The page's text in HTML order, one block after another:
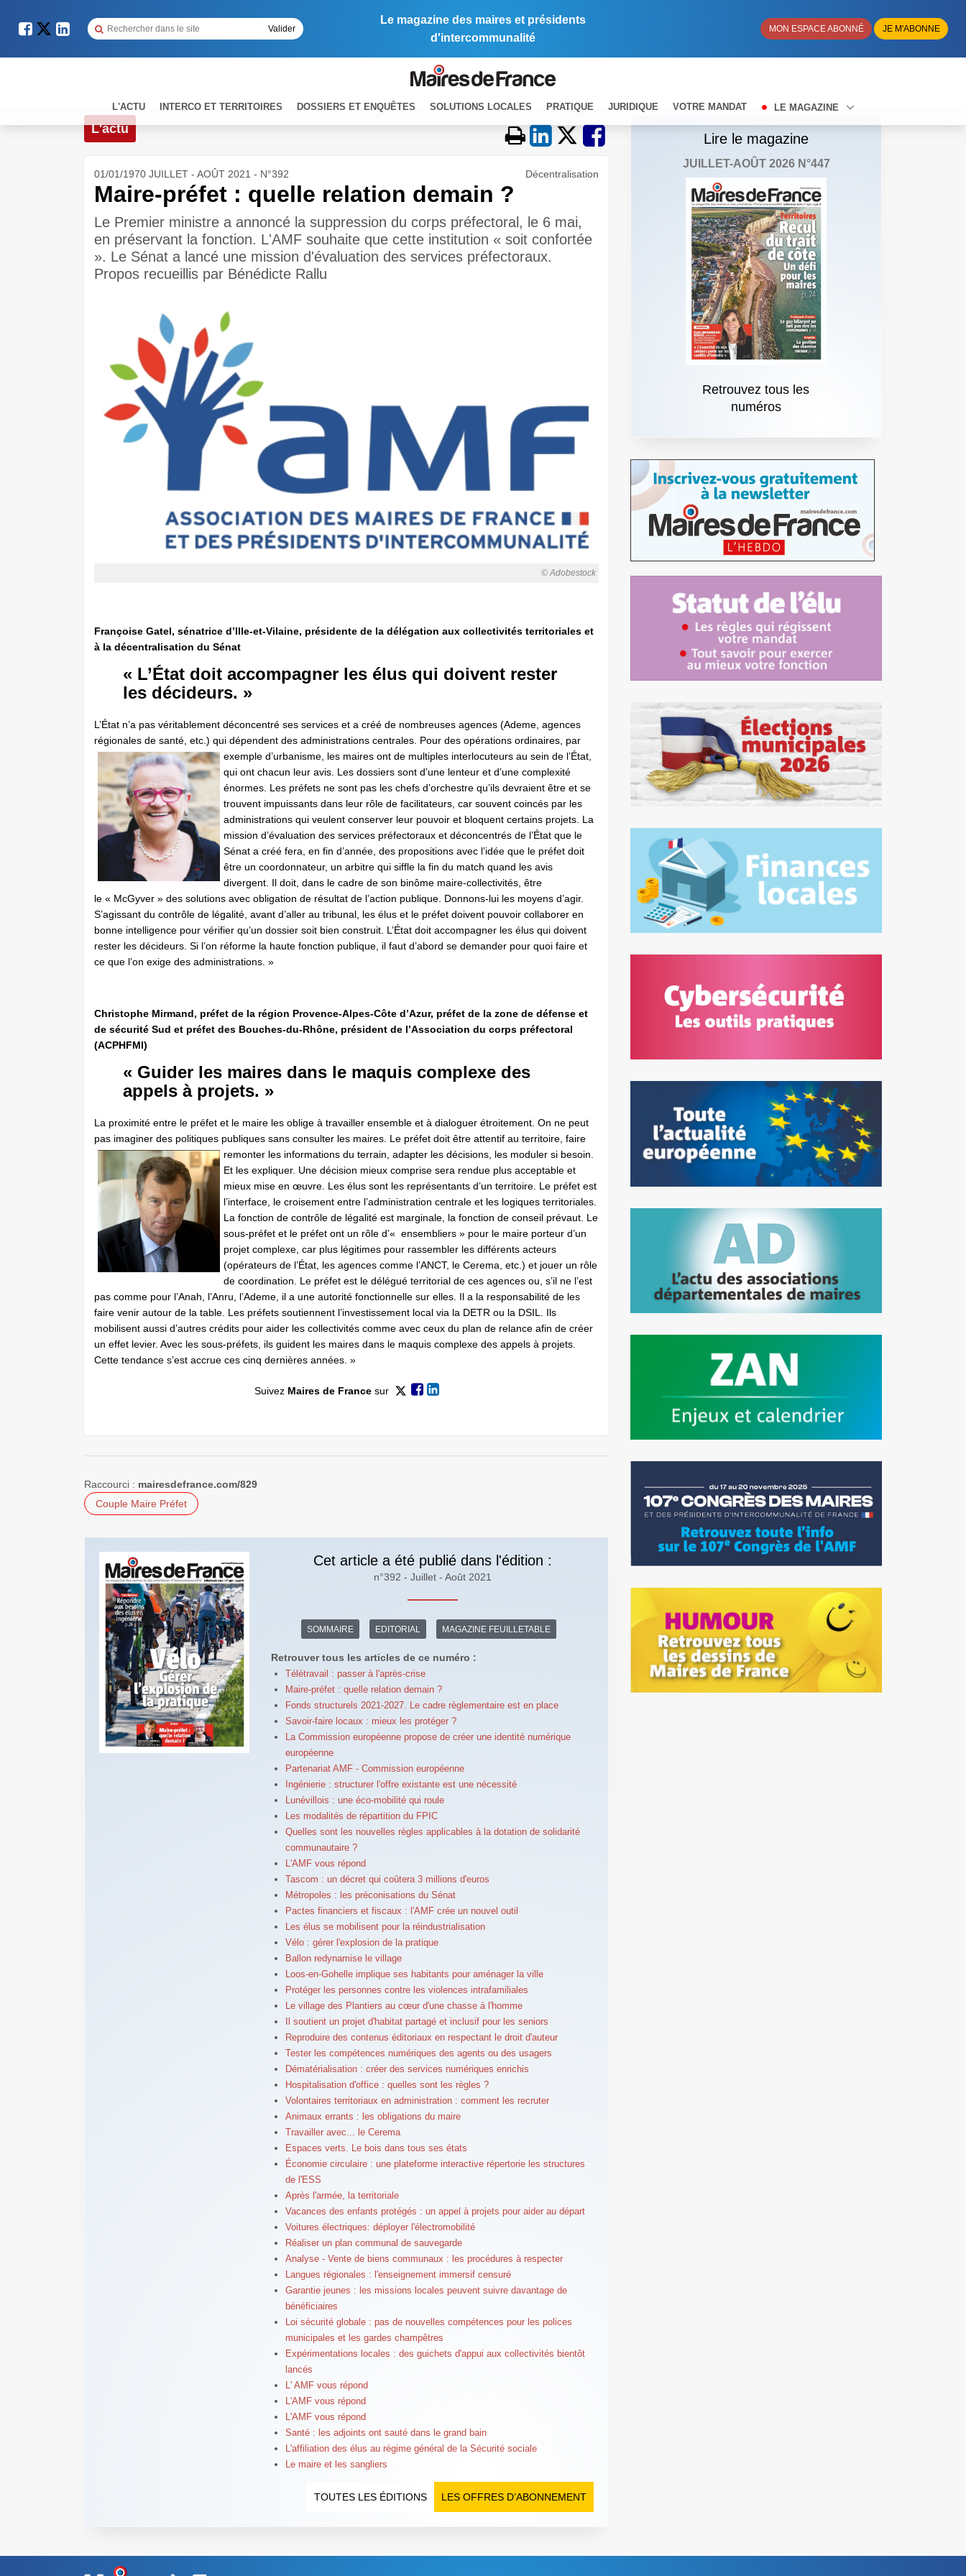
Le magazine des maires et présidents
d'intercommunalité
MON ESPACE ABONNÉ JE M'ABONNE
L'ACTU INTERCO ET TERRITOIRES DOSSIERS ET ENQUÊTES SOLUTIONS LOCALES PRATIQUE JURIDIQUE VOTRE MANDAT LE MAGAZINE
L'actu
01/01/1970 JUILLET - AOÛT 2021 - N°392 Décentralisation
Maire-préfet : quelle relation demain ?
Le Premier ministre a annoncé la suppression du corps préfectoral, le 6 mai,
en préservant la fonction. L'AMF souhaite que cette institution « soit confortée
». Le Sénat a lancé une ­mission d'évaluation des services préfectoraux.
Propos recueillis par Bénédicte Rallu
© Adobestock
Françoise Gatel, sénatrice d’Ille-et-Vilaine, présidente de la délégation aux collectivités territoriales et
à la décentralisation du Sénat
« L’État doit accompagner les élus qui doivent rester
les décideurs. »
L’État n’a pas véritablement déconcentré ses services et a créé de nombreuses agences (Ademe, agences
régionales de santé, etc.) qui dépendent des administrations centrales. Pour des opérations ordinaires, par
exemple d’urbanisme, les maires ont de multiples interlocuteurs au sein de l’État,
qui ont chacun leur avis. Les dossiers sont d’une lenteur et d’une complexité
énormes. Les préfets ne sont pas les chefs d’orchestre qu’ils devraient être et se
trouvent impuissants dans leur rôle de facilitateurs, car souvent coincés par les
administrations qui veulent conserver leur pouvoir et bloquent certains projets. La
mission d’évaluation des services préfectoraux et déconcentrés de l’État que le
Sénat a créé fera, en fin d’année, des propositions avec l’idée que le préfet doit
être un coordonnateur, un arbitre qui siffle la fin du match quand les avis
divergent. Il doit, dans le cadre de son binôme maire-collectivités, être
le « McGyver » des solutions avec obligation de résultat de l’action publique. Donnons-lui les moyens d’agir.
S’agissant du contrôle de légalité, avant d’aller au tribunal, les élus et le préfet doivent pouvoir collaborer en
bonne intelligence pour vérifier qu’un dossier soit bien construit. L’État doit accompagner les élus qui doivent
rester les décideurs. Si l’on réforme la haute fonction publique, il faut d’abord se demander pour quoi faire et
ce que l’on exige des administrations. »
Christophe Mirmand, préfet de la région Provence-Alpes-Côte d’Azur, préfet de la zone de défense et
de sécurité Sud et préfet des Bouches-du-Rhône, président de l’Association du corps préfectoral
(ACPHFMI)
« Guider les maires dans le maquis complexe des
appels à projets. »
La proximité entre le préfet et le maire les oblige à travailler ensemble et à dialoguer étroitement. On ne peut
pas imaginer des politiques publiques sans consulter les maires. Le préfet doit être attentif au territoire, faire
remonter les informations du terrain, adapter les décisions, les moduler si besoin.
Et les expliquer. Une décision mieux comprise sera rendue plus acceptable et
mieux mise en œuvre. Les élus sont les représentants d’un territoire. Le préfet est
l’interface, le croisement entre l’administration centrale et les logiques territoriales.
La fonction de contrôle de légalité est marginale, la fonction de conseil prévaut. Le
sous-­préfet et le préfet ont un rôle d’« ensembliers » pour le maire porteur d’un
projet complexe, car plus légitimes pour rassembler les différents acteurs
(opérateurs de l’État, les agences comme l’ANCT, le Cerema, etc.) et jouer un rôle
de coordination. Le préfet est le délégué territorial de ces agences ou, s’il ne l’est
pas comme pour l’Anah, l’Anru, l’Ademe, il a une autorité fonctionnelle sur elles. Il a la responsabilité de les
faire venir autour de la table. Les préfets soutiennent l’investissement local via la DETR ou la DSIL. Ils
mobilisent aussi d’autres crédits pour aider les collectivités comme avec ceux du plan de relance afin de créer
un effet levier. Avec les sous-préfets, ils guident les maires dans le maquis complexe des appels à projets.
Cette tendance s’est accrue ces cinq dernières années. »
Suivez Maires de Francesur
Raccourci : mairesdefrance.com/829
Couple Maire Préfet
Cet article a été publié dans l'édition :
n°392 - Juillet - Août 2021
SOMMAIRE EDITORIAL MAGAZINE FEUILLETABLE
Retrouver tous les articles de ce numéro :
Télétravail : passer à l'après-crise
Maire-préfet : quelle relation demain ?
Fonds structurels 2021-2027. Le cadre règlementaire est en place
Savoir-faire locaux : mieux les protéger ?
La Commission européenne propose de créer une identité numérique
européenne
Partenariat AMF - Commission européenne
Ingénierie : structurer l'offre existante est une nécessité
Lunévillois : une éco-mobilité qui roule
Les modalités de répartition du FPIC
Quelles sont les nouvelles règles applicables à la dotation de solidarité
communautaire ?
L'AMF vous répond
Tascom : un décret qui coûtera 3 millions d'euros
Métropoles : les préconisations du Sénat
Pactes financiers et fiscaux : l'AMF crée un nouvel outil
Les élus se mobilisent pour la réindustrialisation
Vélo : gérer l'explosion de la pratique
Ballon redynamise le village
Loos-en-Gohelle implique ses habitants pour aménager la ville
Protéger les personnes contre les violences intrafamiliales
Le village des Plantiers au cœur d'une chasse à l'homme
Il soutient un projet d'habitat partagé et inclusif pour les seniors
Reproduire des contenus éditoriaux en respectant le droit d'auteur
Tester les compétences numériques des agents ou des usagers
Dématérialisation : créer des services numériques enrichis
Hospitalisation d'office : quelles sont les règles ?
Volontaires territoriaux en administration : comment les recruter
Animaux errants : les obligations du maire
Travailler avec... le Cerema
Espaces verts. Le bois dans tous ses états
Économie circulaire : une plateforme interactive répertorie les structures
de l'ESS
Après l'armée, la territoriale
Vacances des enfants protégés : un appel à projets pour aider au départ
Voitures électriques: déployer l'électromobilité
Réaliser un plan communal de sauvegarde
Analyse - Vente de biens communaux : les procédures à respecter
Langues régionales : l'enseignement immersif censuré
Garantie jeunes : les missions locales peuvent suivre davantage de
bénéficiaires
Loi sécurité globale : pas de nouvelles compétences pour les polices
municipales et les gardes champêtres
Expérimentations locales : des guichets d'appui aux collectivités bientôt
lancés
L' AMF vous répond
L'AMF vous répond
L'AMF vous répond
Santé : les adjoints ont sauté dans le grand bain
L'affiliation des élus au régime général de la Sécurité sociale
Le maire et les sangliers
LES OFFRES D’ABONNEMENT
TOUTES LES ÉDITIONS
Lire le magazine
JUILLET-AOÛT 2026 N°447
Retrouvez tous les
numéros